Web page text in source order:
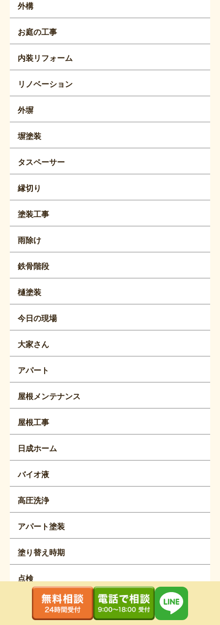
外構
お庭の工事
内装リフォーム
リノベーション
外塀
塀塗装
タスペーサー
縁切り
塗装工事
雨除け
鉄骨階段
樋塗装
今日の現場
大家さん
アパート
屋根メンテナンス
屋根工事
日成ホーム
バイオ液
高圧洗浄
アパート塗装
塗り替え時期
点検